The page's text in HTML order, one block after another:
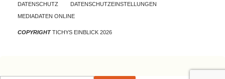
DATENSCHUTZ
DATENSCHUTZEINSTELLUNGEN
MEDIADATEN ONLINE
COPYRIGHTTICHYS EINBLICK 2026